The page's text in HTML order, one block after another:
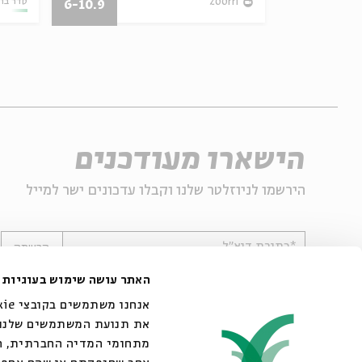
האתר עושה שימוש בעוגיות
את תנועת המשתמשים
מתחומי המדיה החברתית,
6-10.9
הישארו מעודכנים
הירשמו לניוזלטר שלנו וקבלו עדכונים ישר למייל
*כתובת דוא"ל הרשמה